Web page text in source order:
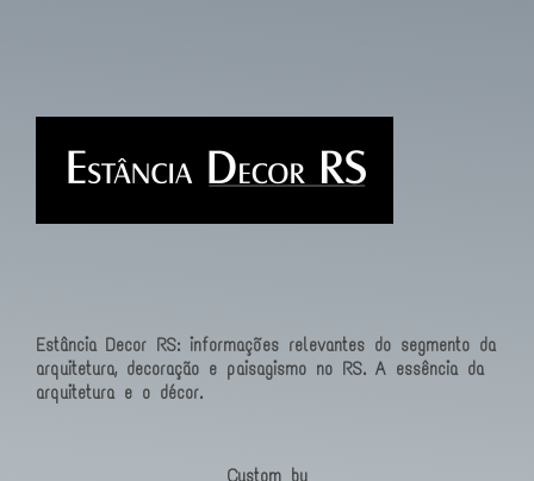
Estância Decor RS: informações relevantes do segmento da
arquitetura, decoração e paisagismo no RS. A essência da
arquitetura e o décor.
Custom by